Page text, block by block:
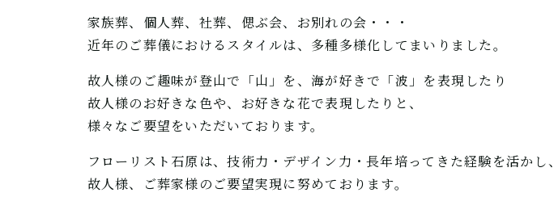
家族葬、個人葬、社葬、偲ぶ会、お別れの会・・・
近年のご葬儀におけるスタイルは、多種多様化してまいりました。
故人様のご趣味が登山で「山」を、海が好きで「波」を表現したり
故人様のお好きな色や、お好きな花で表現したりと、
様々なご要望をいただいております。
フローリスト石原は、技術力・デザイン力・長年培ってきた経験を活かし、
故人様、ご葬家様のご要望実現に努めております。